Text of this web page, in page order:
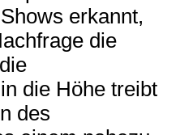
erkannt,
die
die Höhe treibt
des